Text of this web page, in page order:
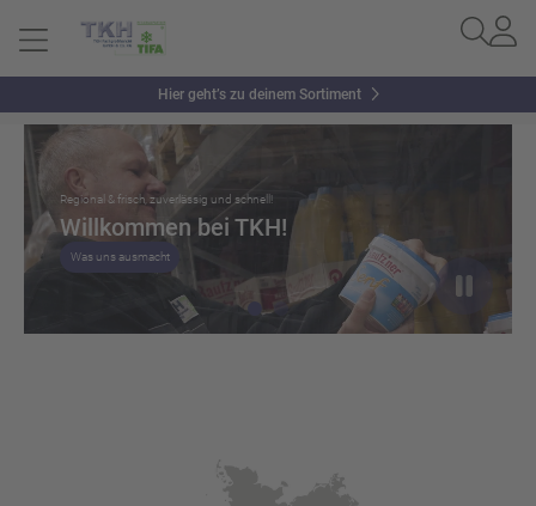
Hier geht’s zu deinem Sortiment
Slider überspringen
Regional & frisch, zuverlässig und schnell!
Willkommen bei TKH!
Was uns ausmacht